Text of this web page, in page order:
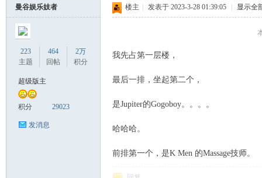
暹
曼谷娱乐妓者
223
主题
464
回帖
2万
积分
超级版主
积分 29023
发消息
楼主 发表于 2023-3-28 01:39:05 显示全
我先占第一层楼，
最后一排，坐起第二个，
是Jupiter的Gogoboy。。。。
哈哈哈。
前排第一个，是K Men 的Massage技师。